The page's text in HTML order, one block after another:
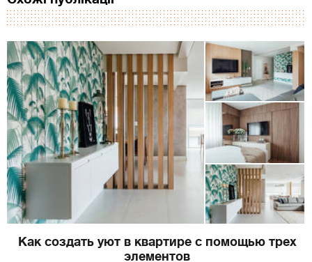
Как создать уют в квартире с помощью трех
элементов